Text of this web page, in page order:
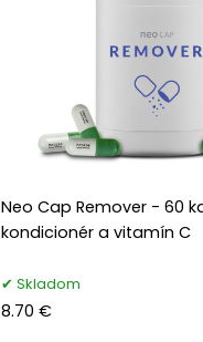
Neo Cap Remover - 60
kondicionér a vitamín C
Skladom
8.70 €